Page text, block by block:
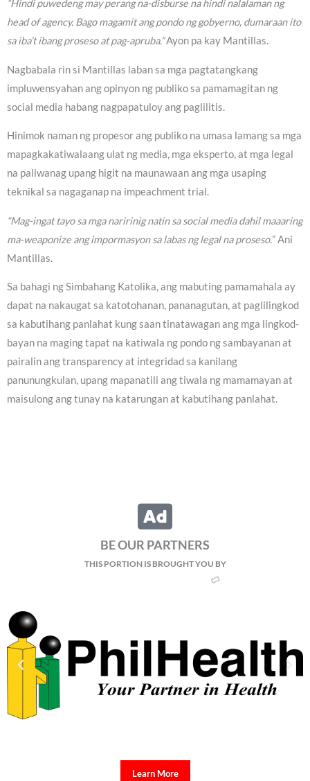
“Hindi puwedeng may perang na-disburse na hindi nalalaman ng
head of agency. Bago magamit ang pondo ng gobyerno, dumaraan ito
sa iba’t ibang proseso at pag-apruba.”Ayon pa kay Mantillas.
Nagbabala rin si Mantillas laban sa mga pagtatangkang
impluwensyahan ang opinyon ng publiko sa pamamagitan ng
social media habang nagpapatuloy ang paglilitis.
Hinimok naman ng propesor ang publiko na umasa lamang sa mga
mapagkakatiwalaang ulat ng media, mga eksperto, at mga legal
na paliwanag upang higit na maunawaan ang mga usaping
teknikal sa nagaganap na impeachment trial.
“Mag-ingat tayo sa mga naririnig natin sa social media dahil maaaring
ma-weaponize ang impormasyon sa labas ng legal na proseso.” Ani
Mantillas.
Sa bahagi ng Simbahang Katolika, ang mabuting pamamahala ay
dapat na nakaugat sa katotohanan, pananagutan, at paglilingkod
sa kabutihang panlahat kung saan tinatawagan ang mga lingkod-
bayan na maging tapat na katiwala ng pondo ng sambayanan at
pairalin ang transparency at integridad sa kanilang
panunungkulan, upang mapanatili ang tiwala ng mamamayan at
maisulong ang tunay na katarungan at kabutihang panlahat.
BE OUR PARTNERS
THIS PORTION IS BROUGHT YOU BY
Learn More